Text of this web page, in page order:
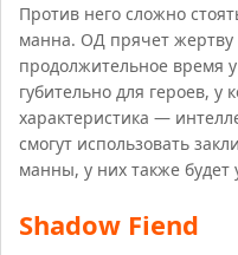
Против него сложно
манна. ОД прячет жертву
продолжительное время
губительно для героев, у
характеристика —
смогут использовать
манны, у них также
Shadow Fiend